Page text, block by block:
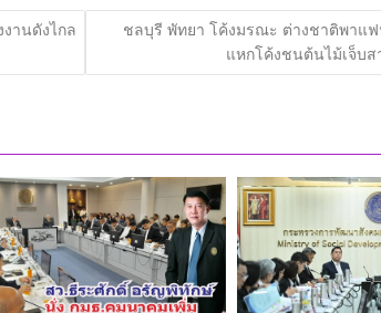
านดังไกล
ชลบุรี พัทยา โค้งมรณะ ต่างชาติพาแ
แหกโค้งชนต้นไม้เจ็บ